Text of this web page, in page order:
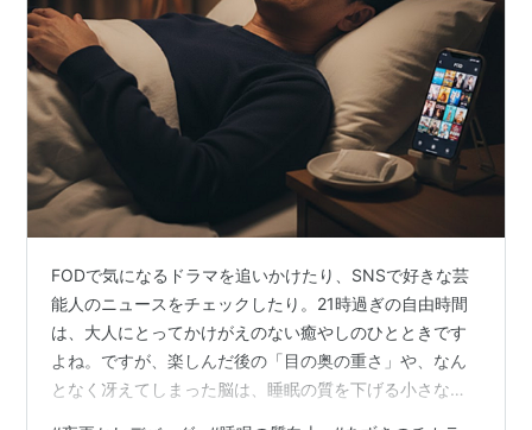
FODで気になるドラマを追いかけたり、SNSで好きな芸
能人のニュースをチェックしたり。21時過ぎの自由時間
は、大人にとってかけがえのない癒やしのひとときです
よね。ですが、楽しんだ後の「目の奥の重さ」や、なん
となく冴えてしまった脳は、睡眠の質を下げる小さなバ